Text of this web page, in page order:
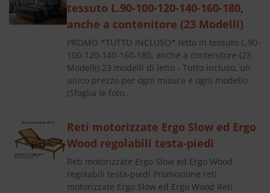
tessuto L.90-100-120-140-160-180,
anche a contenitore (23 Modelli)
PROMO *TUTTO INCLUSO* letto in tessuto L.90-
100-120-140-160-180, anche a contenitore (23
Modelli) 23 modelli di letto - Tutto incluso, un
unico prezzo per ogni misura e ogni modello
(Sfoglia le foto…
Reti motorizzate Ergo Slow ed Ergo
Wood regolabili testa-piedi
Reti motorizzate Ergo Slow ed Ergo Wood
regolabili testa-piedi Promozione reti
motorizzate Ergo Slow ed Ergo Wood Reti